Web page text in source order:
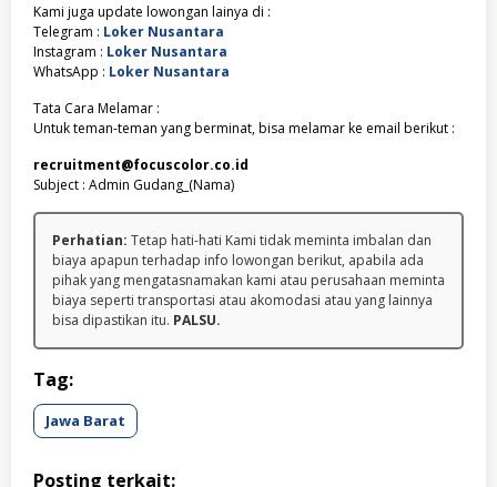
Kami juga update lowongan lainya di :
Telegram : Loker Nusantara
Instagram : Loker Nusantara
WhatsApp : Loker Nusantara
Tata Cara Melamar :
Untuk teman-teman yang berminat, bisa melamar ke email berikut :
recruitment@focuscolor.co.id
Subject : Admin Gudang_(Nama)
Perhatian: Tetap hati-hati Kami tidak meminta imbalan dan
biaya apapun terhadap info lowongan berikut, apabila ada
pihak yang mengatasnamakan kami atau perusahaan meminta
biaya seperti transportasi atau akomodasi atau yang lainnya
bisa dipastikan itu. PALSU.
Tag:
Jawa Barat
Posting terkait: